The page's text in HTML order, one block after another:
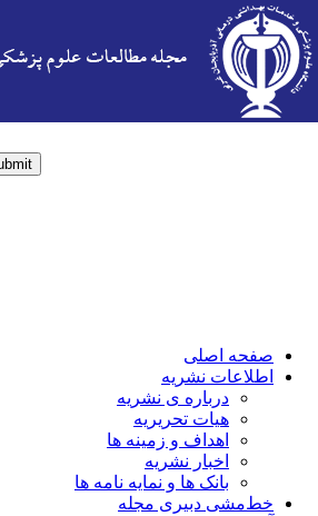
Submit
صفحه اصلی
اطلاعات نشریه
درباره ی نشریه
هیات تحریریه
اهداف و زمینه ها
اخبار نشریه
بانک ها و نمایه نامه ها
خط‌مشی دبیری مجله